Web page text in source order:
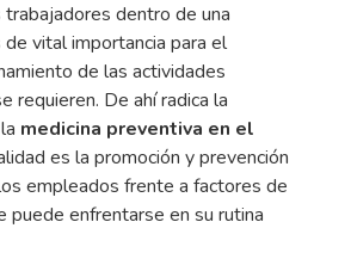
dentro de una
de vital importancia para el
de las actividades
requieren. De ahí radica la
medicina preventiva en el
es la promoción y prevención
empleados frente a factores de
puede enfrentarse en su rutina